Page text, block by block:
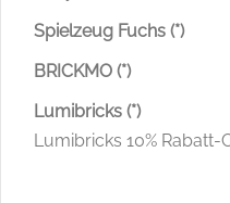
Spielzeug Fuchs (*)
BRICKMO (*)
Lumibricks (*)
Lumibricks 10% Rabatt-